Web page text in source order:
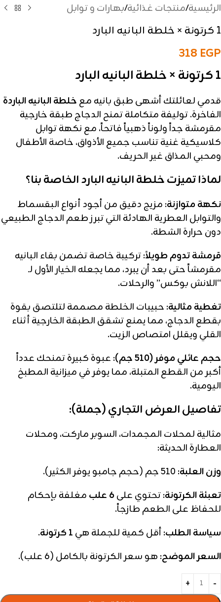
الرئيسية/منتجات غذائية/بهارات و توابل
1 كرتونة × خلطة البانيه البارد
318 EGP
1 كرتونة × خلطة البانيه البارد
قدمي لعائلتك أشهى طبق بانيه مع خلطة البانيه الباردة
الفاخرة. توليفة متكاملة تمنح الدجاج طبقة خارجية
مقرمشة جداً ولوناً ذهبياً فاتحاً، مع نكهة توابل
كلاسيكية غنية تناسب جميع الأذواق، خاصة الأطفال
ومحبي المذاق غير الحريف.
لماذا تميزت خلطة البانيه البارد الخاصة بنا؟
نكهة متوازنة: مزيج دقيق من أجود أنواع البقسماط
والتوابل العطرية الهادئة التي تبرز طعم الدجاج الطبيعي
دون حرارة الشطة.
قرمشة تدوم طويلاً:تركيبة خاصة تضمن بقاء البانيه
مقرمشاً حتى بعد أن يبرد، مما يجعله الخيار الأول لـ
“اللانش بوكس” والرحلات.
تغطية مثالية: حبيبات الخلطة مصممة لتلتصق بقوة
بقطع الدجاج، مما يمنع تشقق الطبقة الخارجية أثناء
القلي ويقلل امتصاص الزيت.
حجم عائلي موفر (510 جم):
عبوة كبيرة تمنحك عدداً
أكبر من القطع المتبلة، مما يوفر في ميزانية المطبخ
اليومية.
تفاصيل العرض التجاري (جملة):
مثالية لمحلات المجمدات، السوبر ماركت، ومحلات
العطارة الحديثة:
وزن العلبة:
تعبئة الكرتونة:تحتوي على6 علب
مغلفة بإحكام
للحفاظ على الطعم طازجاً.
سياسة الطلب:أقل كمية للجملة هي 1 كرتونة
.
السعر الموضح: هو سعر الكرتونة بالكامل (6 علب).